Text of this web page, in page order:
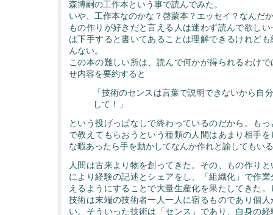
森博嗣の工作本という事で読んでみた。
いや、工作本なのかな？啓蒙本？エッセイ？なんだ
もの作りが好きだと言える人は迷わず読んで欲し
は下手すると書いてあることは理解できるけれど
んない。
この本の難しい所は、読んで何かが得られるわけ
せ内容を要約すると
「技術のセンスは言葉で説明できないから自
して！」
という投げっぱなしで終わっているのだから。も
で教えてもらおうという種類の人間はあまり相手
な暇あったら手を動かしてなんか作れと諭してもい
人間は古来より物を創ってきた。その、もの作り
により経験の記述とシェアをし、「組織化」で作
えるようにすることで大量生産化を果たしてきた
技術は末端の技術者一人一人に宿るものであり個
い。そういった技術は「センス」であり、自身の